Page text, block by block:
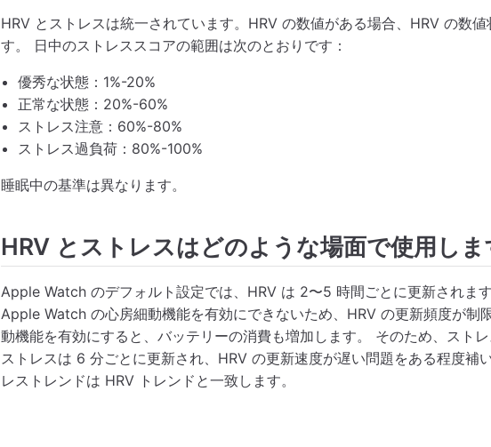
HRV とストレスは統一されています。HRV の数値がある場合、HRV の数
す。 日中のストレススコアの範囲は次のとおりです：
優秀な状態：1%-20%
正常な状態：20%-60%
ストレス注意：60%-80%
ストレス過負荷：80%-100%
睡眠中の基準は異なります。
HRV とストレスはどのような場面で使用しま
Apple Watch のデフォルト設定では、HRV は 2〜5 時間ごとに更新されま
Apple Watch の心房細動機能を有効にできないため、HRV の更新頻度が制
動機能を有効にすると、バッテリーの消費も増加します。 そのため、ストレ
ストレスは 6 分ごとに更新され、HRV の更新速度が遅い問題をある程度補
レストレンドは HRV トレンドと一致します。